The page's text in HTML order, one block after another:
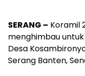
SERANG – Koramil
menghimbau
Desa
Serang Banten,